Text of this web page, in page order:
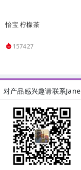
怡宝 柠檬茶
157427
对产品感兴趣请联系Jane